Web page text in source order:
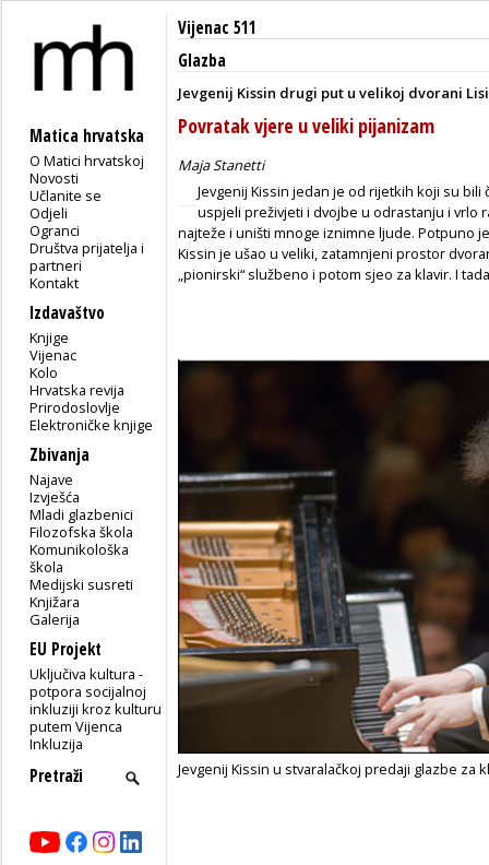
Matica hrvatska
O Matici hrvatskoj
Novosti
Učlanite se
Odjeli
Ogranci
Društva prijatelja i
partneri
Kontakt
Izdavaštvo
Knjige
Vijenac
Kolo
Hrvatska revija
Prirodoslovlje
Elektroničke knjige
Zbivanja
Najave
Izvješća
Mladi glazbenici
Filozofska škola
Komunikološka
škola
Medijski susreti
Knjižara
Galerija
EU Projekt
Uključiva kultura -
potpora socijalnoj
inkluziji kroz kulturu
putem Vijenca
Inkluzija
Vijenac 511
Glazba
Jevgenij Kissin drugi put u velikoj dvorani
Povratak vjere u veliki pijanizam
Maja Stanetti
Jevgenij Kissin jedan je od rijetkih koji su
uspjeli preživjeti i dvojbe u odrastanju i vrlo
najteže i uništi mnoge iznimne ljude. Potpuno
Kissin je ušao u veliki, zatamnjeni prostor
„pionirski“ službeno i potom sjeo za klavir. I
Jevgenij Kissin u stvaralačkoj predaji glazbe za